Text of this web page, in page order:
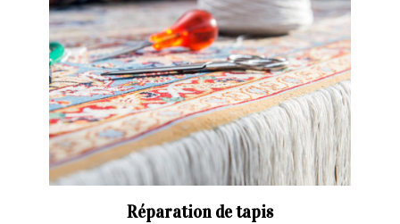
Réparation de tapis